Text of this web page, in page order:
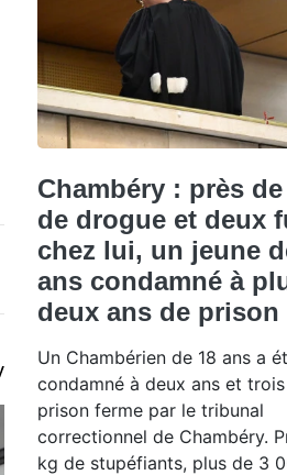
Chambéry : près de
de drogue et deux
chez lui, un jeune
ans condamné à
deux ans de prison
Un Chambérien de 18 ans a
condamné à deux ans et
prison ferme par le tribunal
correctionnel de Chambéry.
kg de stupéfiants, plus de 3